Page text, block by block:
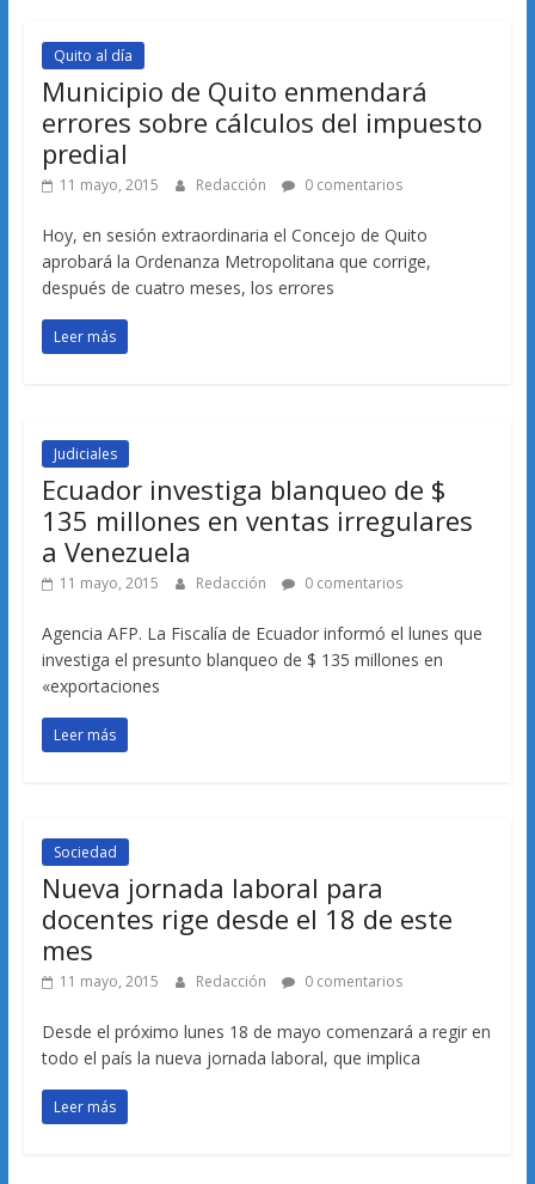
Quito al día
Municipio de Quito enmendará
errores sobre cálculos del impuesto
predial
11 mayo, 2015 Redacción 0 comentarios
Hoy, en sesión extraordinaria el Concejo de Quito
aprobará la Ordenanza Metropolitana que corrige,
después de cuatro meses, los errores
Leer más
Judiciales
Ecuador investiga blanqueo de $
135 millones en ventas irregulares
a Venezuela
11 mayo, 2015 Redacción 0 comentarios
Agencia AFP. La Fiscalía de Ecuador informó el lunes que
investiga el presunto blanqueo de $ 135 millones en
«exportaciones
Leer más
Sociedad
Nueva jornada laboral para
docentes rige desde el 18 de este
mes
11 mayo, 2015 Redacción 0 comentarios
Desde el próximo lunes 18 de mayo comenzará a regir en
todo el país la nueva jornada laboral, que implica
Leer más